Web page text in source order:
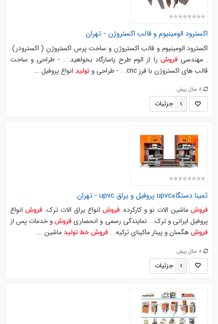
اکسترود الومینیوم و قالب اکستروژن - تهران
اکسترود الومینیوم و قالب اکستروژن و ساخت پرس اکستروژن ( اکسترودر).
. مهندسيفروش را از الوم طرح پاسارگاد بخواهيد. . - طراحي و ساخت
قالب هاي اکستروژن با فرز cnc. . - طراحي و
تولیدانواع پروفيل ...
8 سال پیش
جزئیات
ثمینا دستگاهupvc پروفیل و یراق upvc - تهران
فروشماشين الات نو و كاركرده.فروش انواع یراق الات ترك.فروش انواع
پروفیل ايراني و ترك. . نمايندگي رسمي و انحصاري فروشو خدمات پس از
فروشهگسان و پينار ماكيناي تركيه. . فروش خط تولیدماشين ...
8 سال پیش
جزئیات